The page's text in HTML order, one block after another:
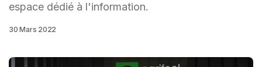
espace dédié à l'information.
30 Mars 2022